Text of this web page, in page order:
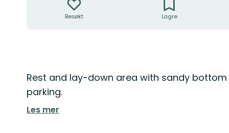
Besøkt Lagre
Beskrivelse
Rest and lay-down area with sandy
parking.
Les mer